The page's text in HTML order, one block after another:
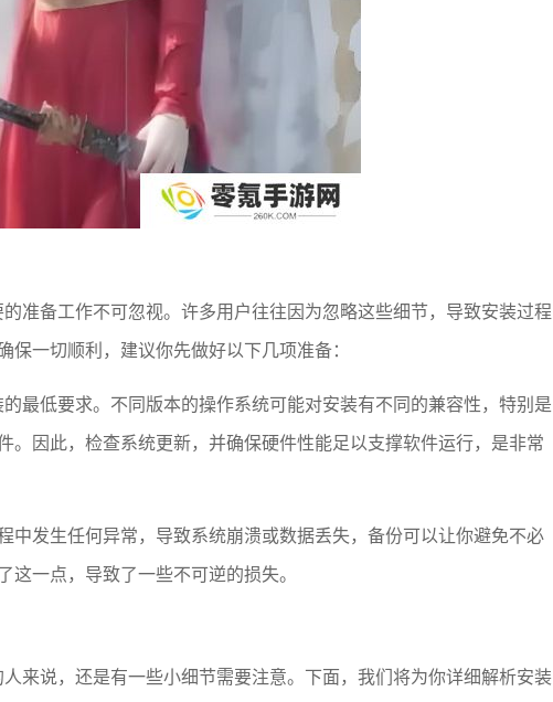
准备工作不可忽视。许多用户往往因为忽略这些细节，导致安装过程
一切顺利，建议你先做好以下几项准备：
最低要求。不同版本的操作系统可能对安装有不同的兼容性，特别是
。因此，检查系统更新，并确保硬件性能足以支撑软件运行，是非常
中发生任何异常，导致系统崩溃或数据丢失，备份可以让你避免不必
这一点，导致了一些不可逆的损失。
来说，还是有一些小细节需要注意。下面，我们将为你详细解析安装